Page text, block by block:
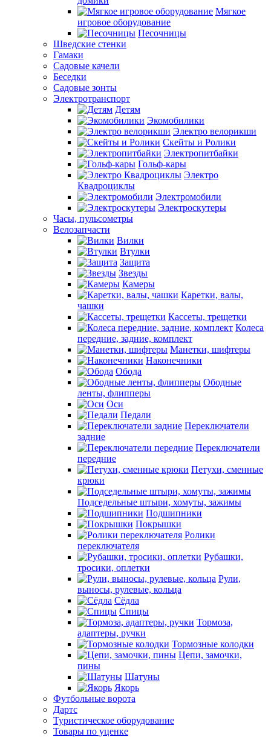
Мягкое
игровое оборудование
Песочницы
Шведские стенки
Гамаки
Садовые качели
Беседки
Садовые зонты
Электротранспорт
Детям
Экомобилики
Электро велорикши
Скейты и Ролики
Электропитбайки
Гольф-кары
Электро
Квадроциклы
Электромобили
Электроскутеры
Часы, пульсометры
Велозапчасти
Вилки
Втулки
Защита
Звезды
Камеры
Каретки, валы,
чашки
Кассеты, трещетки
Колеса
передние, задние, комплект
Манетки, шифтеры
Наконечники
Обода
Ободные
ленты, флипперы
Оси
Педали
Переключатели
задние
Переключатели
передние
Петухи, сменные
крюки
Подседельные штыри, хомуты, зажимы
Подшипники
Покрышки
Ролики
переключателя
Рубашки,
тросики, оплетки
Рули,
выносы, рулевые, кольца
Сёдла
Спицы
Тормоза,
адаптеры, ручки
Тормозные колодки
Цепи, замочки,
пины
Шатуны
Якорь
Футбольные ворота
Дартс
Туристическое оборудование
Товары по уценке